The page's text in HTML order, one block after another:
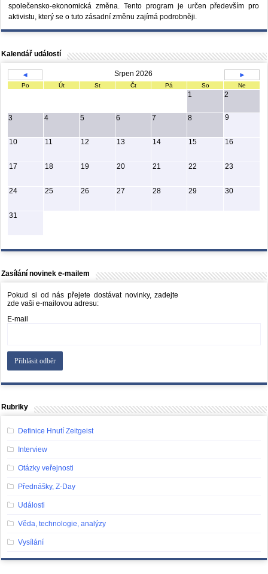
společensko-ekonomická změna. Tento program je určen především pro
aktivistu, který se o tuto zásadní změnu zajímá podrobněji.
Kalendář událostí
◄ Srpen 2026 ►
Po Út St Čt Pá So Ne
1 2
3 4 5 6 7 8 9
10 11 12 13 14 15 16
17 18 19 20 21 22 23
24 25 26 27 28 29 30
31
Zasílání novinek e-mailem
Pokud si od nás přejete dostávat novinky, zadejte
zde vaši e-mailovou adresu:
E-mail
Rubriky
Definice Hnutí Zeitgeist
Interview
Otázky veřejnosti
Přednášky, Z-Day
Události
Věda, technologie, analýzy
Vysílání